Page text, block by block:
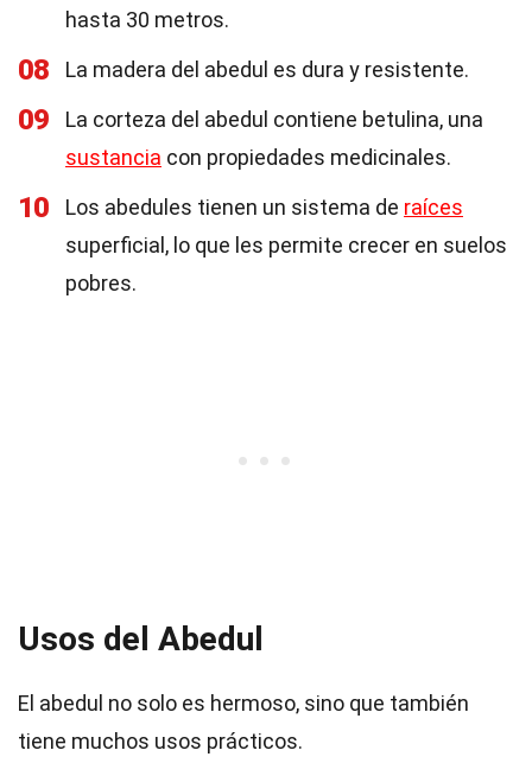
hasta 30 metros.
08 La madera del abedul es dura y resistente.
09
La corteza del abedul contiene betulina, una
sustancia con propiedades medicinales.
10 Los abedules tienen un sistema de raíces
superficial, lo que les permite crecer en suelos
pobres.
Usos del Abedul
El abedul no solo es hermoso, sino que también
tiene muchos usos prácticos.